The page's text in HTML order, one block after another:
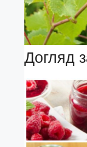
Догляд